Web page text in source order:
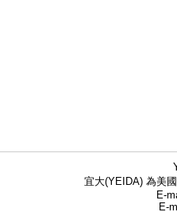
宜大(YEIDA) 為美
E-
E-